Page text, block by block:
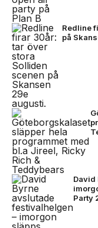
Redline
på
David
Party